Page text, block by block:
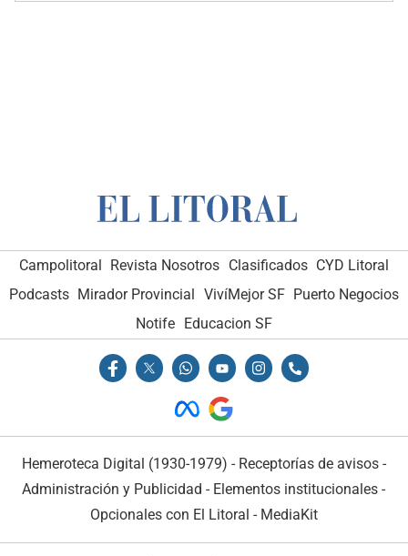
Campolitoral Revista Nosotros Clasificados CYD Litoral
Podcasts Mirador Provincial VivíMejor SF Puerto Negocios
Notife
Educacion SF
Hemeroteca Digital (1930-1979) - Receptorías de avisos -
Administración y Publicidad - Elementos institucionales -
Opcionales con El Litoral - MediaKit